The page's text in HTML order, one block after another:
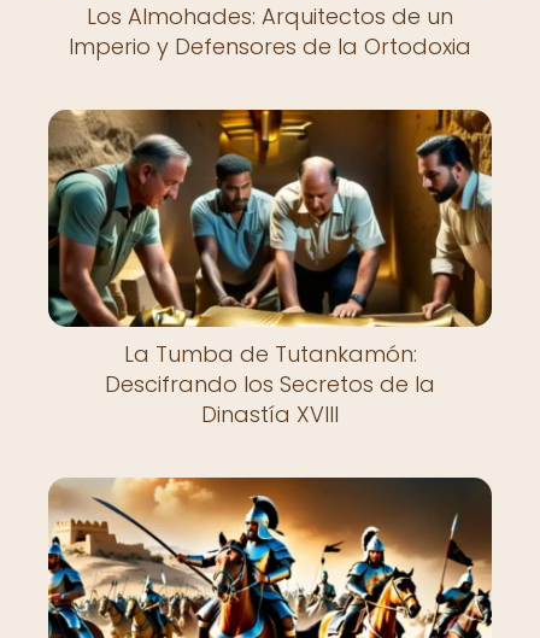
Los Almohades: Arquitectos de un
Imperio y Defensores de la Ortodoxia
La Tumba de Tutankamón:
Descifrando los Secretos de la
Dinastía XVIII